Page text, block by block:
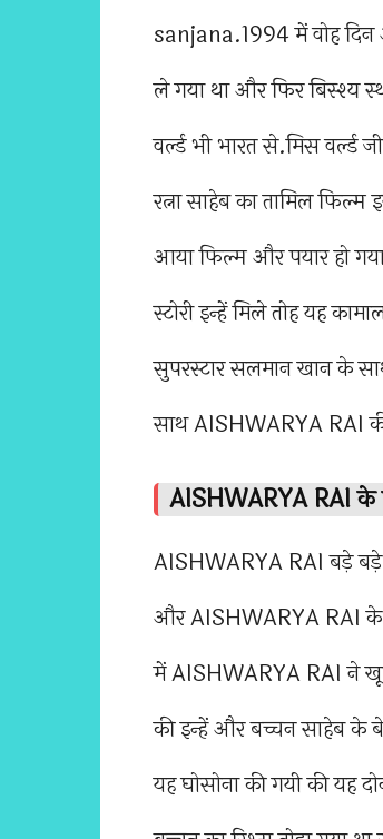
sanjana.1994 में वोह दिन
ले गया था और फिर बिस्श्य
वर्ल्ड भी भारत से.मिस
रत्ना साहेब का तामिल
आया फिल्म और पयार हो
स्टोरी इन्हें मिले तोह यह
सुपरस्टार सलमान खान के
साथ AISHWARYA RAI की
AISHWARYA RAI
AISHWARYA RAI बड़े
और AISHWARYA RAI के
में AISHWARYA RAI ने
की इन्हें और बच्चन साहेब के
यह घोसोना की गयी की